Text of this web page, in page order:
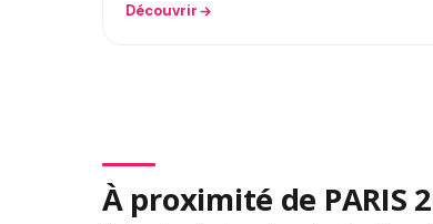
Découvrir
À proximité de PARIS